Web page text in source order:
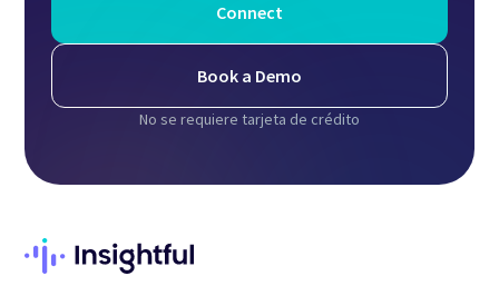
Connect
Book a Demo
No se requiere tarjeta de crédito